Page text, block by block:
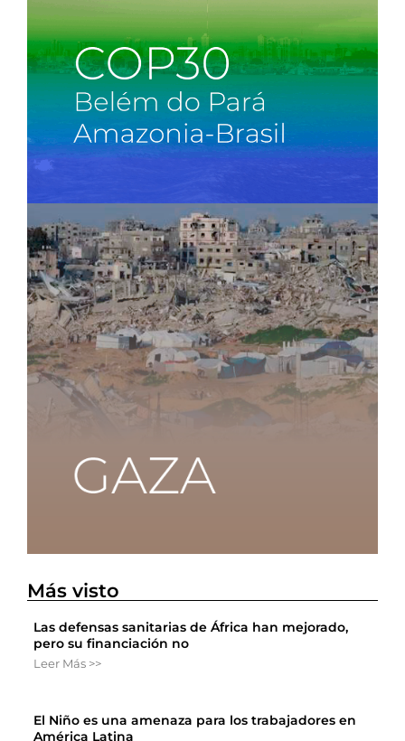
Más visto
Las defensas sanitarias de África han mejorado,
pero su financiación no
Leer Más >>
El Niño es una amenaza para los trabajadores en
América Latina